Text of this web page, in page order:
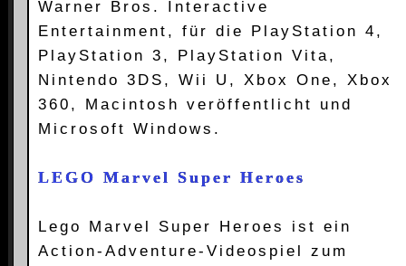
Warner Bros. Interactive
Entertainment, für die PlayStation 4,
PlayStation 3, PlayStation Vita,
Nintendo 3DS, Wii U, Xbox One, Xbox
360, Macintosh veröffentlicht und
Microsoft Windows.
LEGO Marvel Super Heroes
Lego Marvel Super Heroes ist ein
Action-Adventure-Videospiel zum